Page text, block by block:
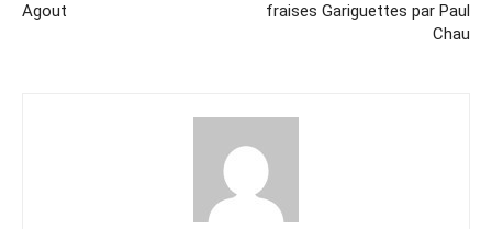
Agout
fraises Gariguettes par Paul
Chau